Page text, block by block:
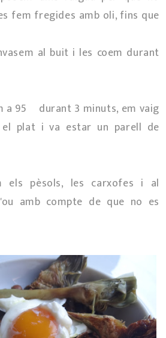
fem fregides amb oli, fins que
al buit i les coem durant
a 95º durant 3 minuts, em vaig
el plat i va estar un parell de
els pèsols, les carxofes i al
amb compte de que no es